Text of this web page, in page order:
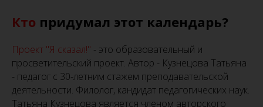
Кто придумал этот календарь?
Проект "Я сказал!" - это образовательный и
просветительский проект. Автор - Кузнецова Татьяна
- педагог с 30-летним стажем преподавательской
деятельности. Филолог, кандидат педагогических наук.
Татьяна Кузнецова является членом авторского